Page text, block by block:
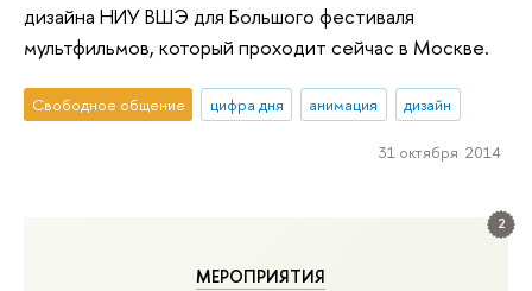
2
МЕРОПРИЯТИЯ
дизайна НИУ ВШЭ для Большого фестиваля
мультфильмов, который проходит сейчас в Москве.
Свободное общение цифра дня анимация дизайн
31 октября 2014